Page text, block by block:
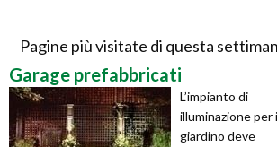
Pagine più visitate di questa
Garage prefabbricati
L’impianto di
illuminazione per
giardino deve